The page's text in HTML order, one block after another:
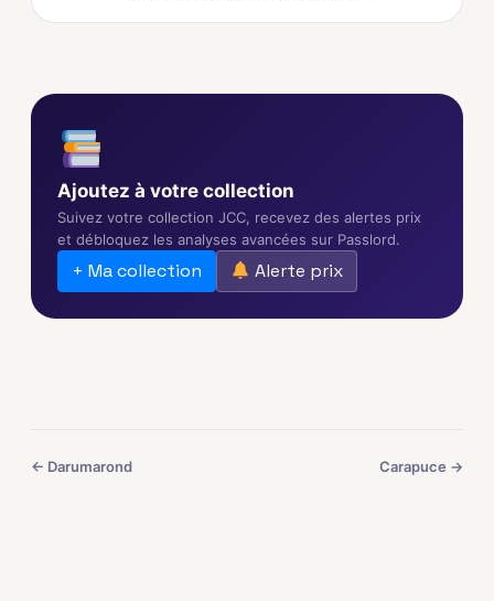
Ajoutez à votre collection
Suivez votre collection JCC, recevez des alertes prix
et débloquez les analyses avancées sur Passlord.
+ Ma collection Alerte prix
← Darumarond Carapuce →